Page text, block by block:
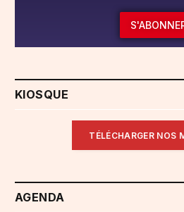
KIOSQUE
TÉLÉCHARGER NOS
AGENDA